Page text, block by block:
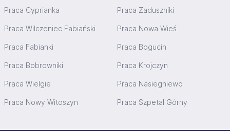
Praca Cyprianka Praca Zaduszniki
Praca Wilczeniec Fabiański Praca Nowa Wieś
Praca Fabianki Praca Bogucin
Praca Bobrowniki Praca Krojczyn
Praca Wielgie Praca Nasiegniewo
Praca Nowy Witoszyn Praca Szpetal Górny